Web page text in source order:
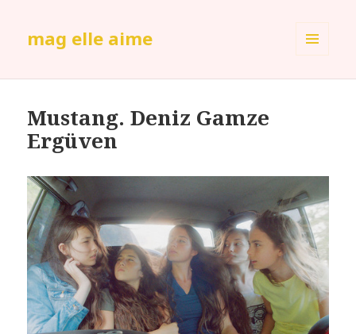
mag elle aime
Mustang. Deniz Gamze
Ergüven